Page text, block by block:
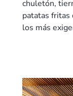
chuletón,
patatas fritas
los más